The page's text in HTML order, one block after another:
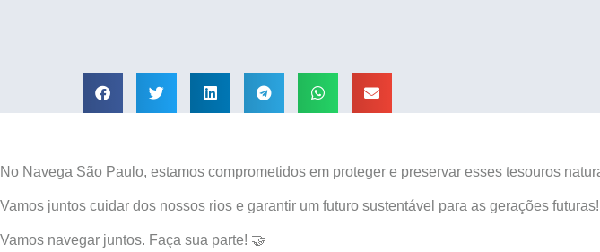
No Navega São Paulo, estamos comprometidos em proteger e preservar esses tesouros
Vamos juntos cuidar dos nossos rios e garantir um futuro sustentável para as gerações futuras!
Vamos navegar juntos. Faça sua parte! 🤝